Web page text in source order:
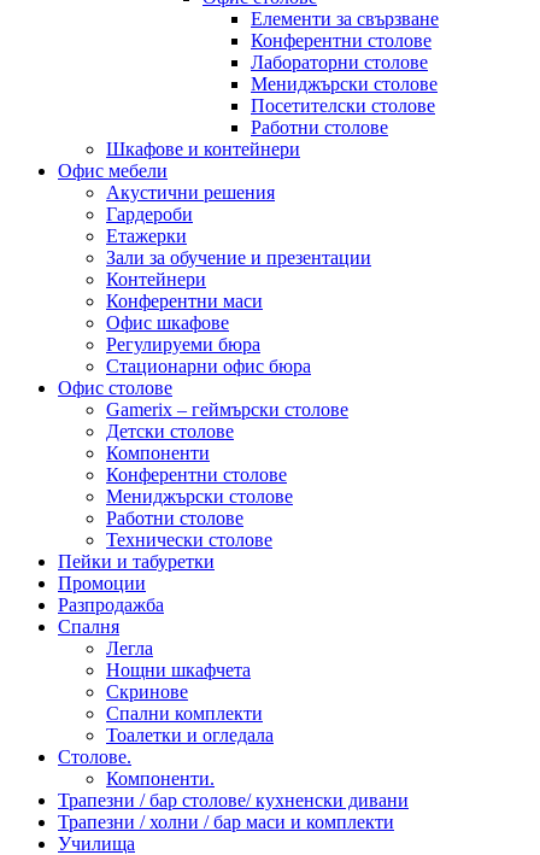
Елементи за свързване
Конферентни столове
Лабораторни столове
Мениджърски столове
Посетителски столове
Работни столове
Шкафове и контейнери
Офис мебели
Акустични решения
Гардероби
Етажерки
Зали за обучение и презентации
Контейнери
Конферентни маси
Офис шкафове
Регулируеми бюра
Стационарни офис бюра
Офис столове
Gamerix – геймърски столове
Детски столове
Компоненти
Конферентни столове
Мениджърски столове
Работни столове
Технически столове
Пейки и табуретки
Промоции
Разпродажба
Спалня
Легла
Нощни шкафчета
Скринове
Спални комплекти
Тоалетки и огледала
Столове.
Компоненти.
Трапезни / бар столове/ кухненски дивани
Трапезни / холни / бар маси и комплекти
Училища